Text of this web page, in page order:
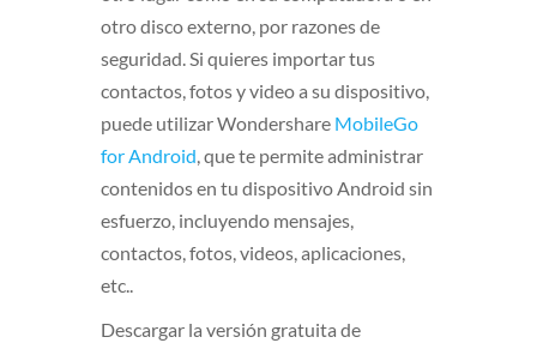
otro disco externo, por razones de
seguridad. Si quieres importar tus
contactos, fotos y video a su dispositivo,
puede utilizar Wondershare MobileGo
for Android, que te permite administrar
contenidos en tu dispositivo Android sin
esfuerzo, incluyendo mensajes,
contactos, fotos, videos, aplicaciones,
etc..
Descargar la versión gratuita de